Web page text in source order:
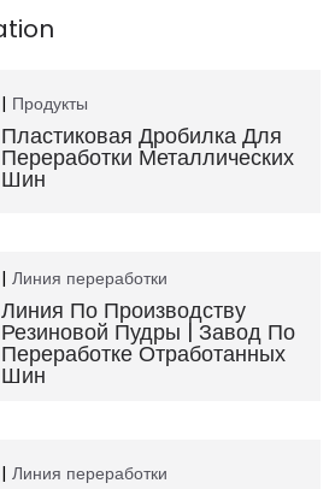
Продукты
Пластиковая Дробилка Для
Переработки Металлических
Шин
Линия переработки
Линия По Производству
Резиновой Пудры | Завод По
Переработке Отработанных
Шин
Линия переработки